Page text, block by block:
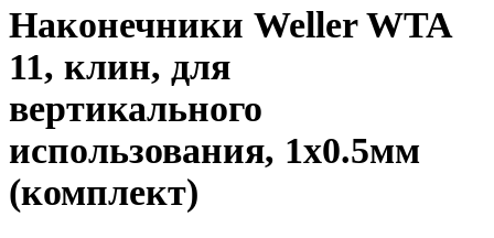
Наконечники Weller WTA
11, клин, для
вертикального
использования, 1х0.5мм
(комплект)